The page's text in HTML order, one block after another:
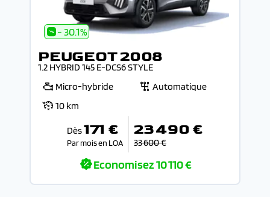
- 30.1%
PEUGEOT 2008
1.2 HYBRID 145 E-DCS6 STYLE
Micro-hybride
Automatique
10 km
Dès171 €
Par mois en LOA
23 490 €
33 600 €
Economisez10 110 €